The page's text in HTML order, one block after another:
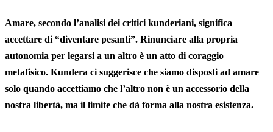
Amare, secondo l’analisi dei critici kunderiani, significa
accettare di “diventare pesanti”. Rinunciare alla propria
autonomia per legarsi a un altro è un atto di coraggio
metafisico. Kundera ci suggerisce che siamo disposti ad amare
solo quando accettiamo che l’altro non è un accessorio della
nostra libertà, ma il limite che dà forma alla nostra esistenza.